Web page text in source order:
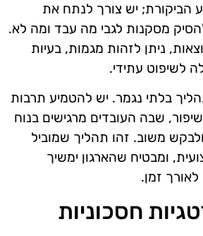
הביקורת; יש צורך לנתח את
מסקנות לגבי מה עבד ומה לא.
ניתן לזהות מגמות, בעיות
לשיפוט עתידי.
בלתי נגמר. יש להטמיע תרבות
שבה העובדים מרגישים בנוח
משוב. זהו תהליך שמוביל
ומבטיח שהארגון ימשיך
זמן.
חסכוניות